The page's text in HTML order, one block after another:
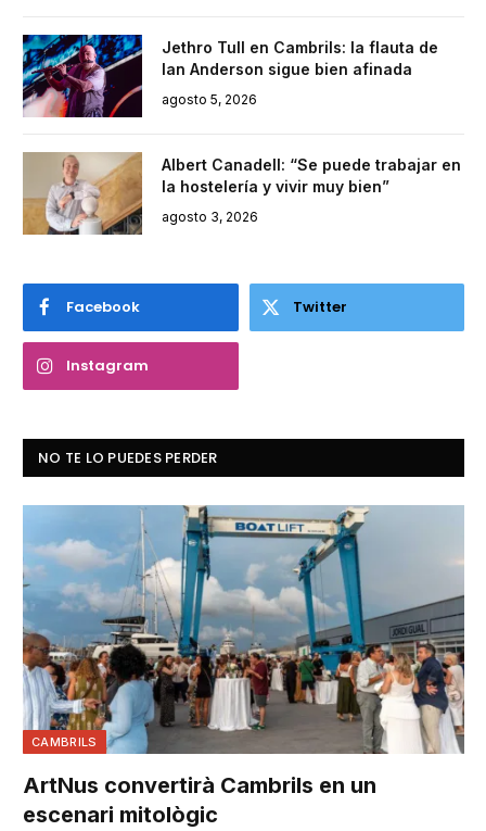
Jethro Tull en Cambrils: la flauta de
Ian Anderson sigue bien afinada
agosto 5, 2026
Albert Canadell: “Se puede trabajar en
la hostelería y vivir muy bien”
agosto 3, 2026
Facebook Twitter
Instagram
NO TE LO PUEDES PERDER
CAMBRILS
ArtNus convertirà Cambrils en un
escenari mitològic